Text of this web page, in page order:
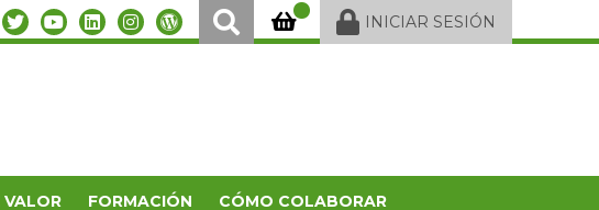
INICIAR SESIÓN
VALOR FORMACIÓN CÓMO COLABORAR